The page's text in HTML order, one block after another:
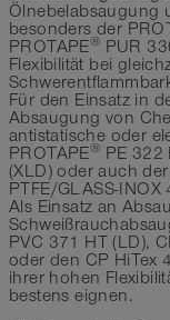
Ölnebelabsaugung
besonders der
PROTAPE® PUR
Flexibilität bei
Für den Einsatz in
Absaugung von
antistatische oder
PROTAPE® PE 322
(XLD) oder auch
PTFE/GLASS-
Als Einsatz an
PVC 371 HT (LD),
oder den CP HiTex
ihrer hohen
bestens eignen.